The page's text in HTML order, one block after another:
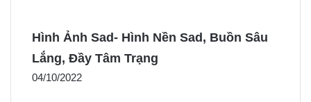
Hình Ảnh Sad- Hình Nền Sad, Buồn Sâu
Lắng, Đầy Tâm Trạng
04/10/2022